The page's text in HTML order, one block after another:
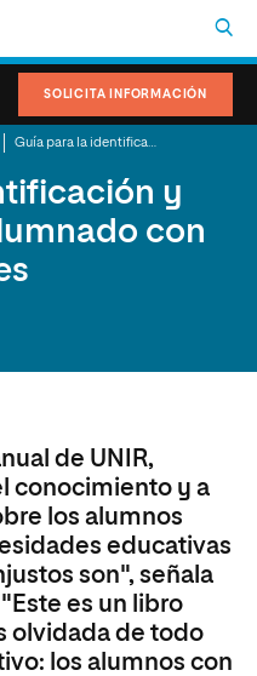
SOLICITA INFORMACIÓN
y
con
de UNIR,
conocimiento y a
los alumnos
educativas
son", señala
es un libro
olvidada de todo
los alumnos con